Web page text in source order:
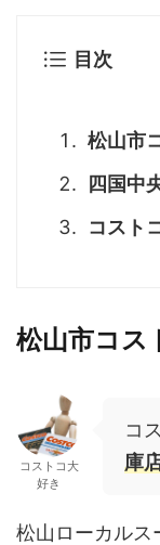
目次
松山市
四国中
コスト
松山市コス
コストコ大
好き
コ
庫
松山ローカルス